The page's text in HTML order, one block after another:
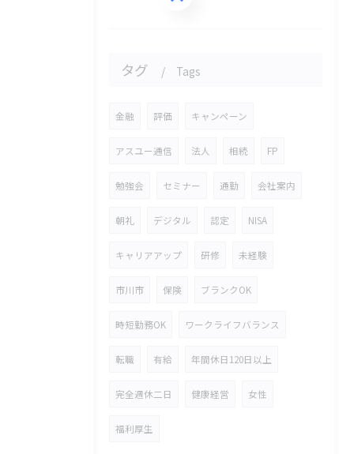
タグ Tags
金融 評価 キャンペーン
アスユー通信 法人 相続 FP
勉強会 セミナー 通勤 会社案内
朝礼 デジタル 認定 NISA
キャリアアップ 研修 未経験
市川市 保険 ブランクOK
時短勤務OK ワークライフバランス
転職 有給 年間休日120日以上
完全週休二日 健康経営 女性
福利厚生